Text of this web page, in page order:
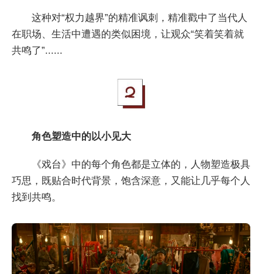
这种对“权力越界”的精准讽刺，精准戳中了当代人
在职场、生活中遭遇的类似困境，让观众“笑着笑着就
共鸣了”......
角色塑造中的以小见大
《戏台》中的每个角色都是立体的，人物塑造极具
巧思，既贴合时代背景，饱含深意，又能让几乎每个人
找到共鸣。